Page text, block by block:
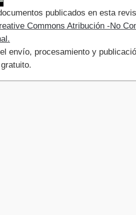
publicados en esta
Commons Atribución -No
envío, procesamiento y